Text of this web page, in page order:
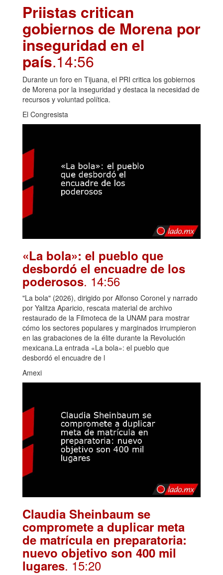
Priistas critican
gobiernos de Morena por
inseguridad en el
país.14:56
Durante un foro en Tijuana, el PRI critica los gobiernos
de Morena por la inseguridad y destaca la necesidad de
recursos y voluntad política.
El Congresista
«La bola»: el pueblo que
desbordó el encuadre de los
poderosos. 14:56
"La bola" (2026), dirigido por Alfonso Coronel y narrado
por Yalitza Aparicio, rescata material de archivo
restaurado de la Filmoteca de la UNAM para mostrar
cómo los sectores populares y marginados irrumpieron
en las grabaciones de la élite durante la Revolución
mexicana.La entrada «La bola»: el pueblo que
desbordó el encuadre de l
Amexi
Claudia Sheinbaum se
compromete a duplicar meta
de matrícula en preparatoria:
nuevo objetivo son 400 mil
lugares. 15:20